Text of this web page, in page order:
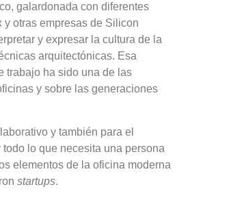
galardonada con diferentes
otras empresas de Silicon
y expresar la cultura de la
arquitectónicas. Esa
trabajo ha sido una de las
y sobre las generaciones
y también para el
lo que necesita una persona
elementos de la oficina moderna
startups.